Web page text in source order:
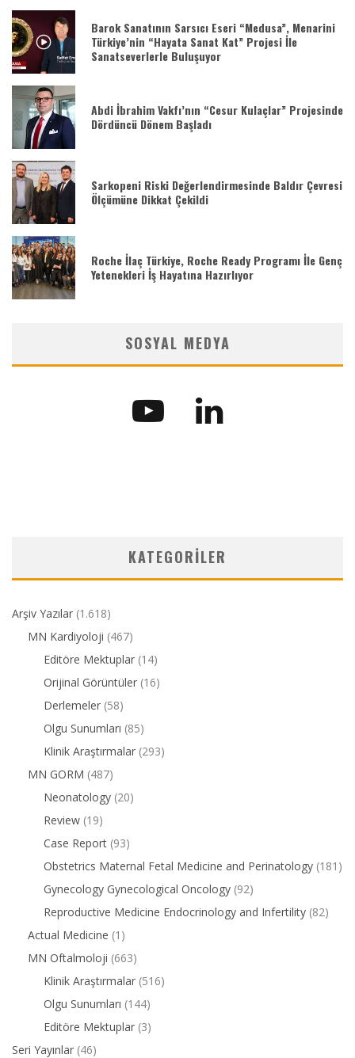
Barok Sanatının Sarsıcı Eseri “Medusa”, Menarini
Türkiye’nin “Hayata Sanat Kat” Projesi İle
Sanatseverlerle Buluşuyor
Abdi İbrahim Vakfı’nın “Cesur Kulaçlar” Projesinde
Dördüncü Dönem Başladı
Sarkopeni Riski Değerlendirmesinde Baldır Çevresi
Ölçümüne Dikkat Çekildi
Roche İlaç Türkiye, Roche Ready Programı İle Genç
Yetenekleri İş Hayatına Hazırlıyor
SOSYAL MEDYA
KATEGORILER
Arşiv Yazılar (1.618)
MN Kardiyoloji (467)
Editöre Mektuplar (14)
Orijinal Görüntüler (16)
Derlemeler (58)
Olgu Sunumları (85)
Klinik Araştırmalar (293)
MN GORM (487)
Neonatology (20)
Review (19)
Case Report (93)
Obstetrics Maternal Fetal Medicine and Perinatology (181)
Gynecology Gynecological Oncology (92)
Reproductive Medicine Endocrinology and Infertility (82)
Actual Medicine (1)
MN Oftalmoloji (663)
Klinik Araştırmalar (516)
Olgu Sunumları (144)
Editöre Mektuplar (3)
Seri Yayınlar (46)